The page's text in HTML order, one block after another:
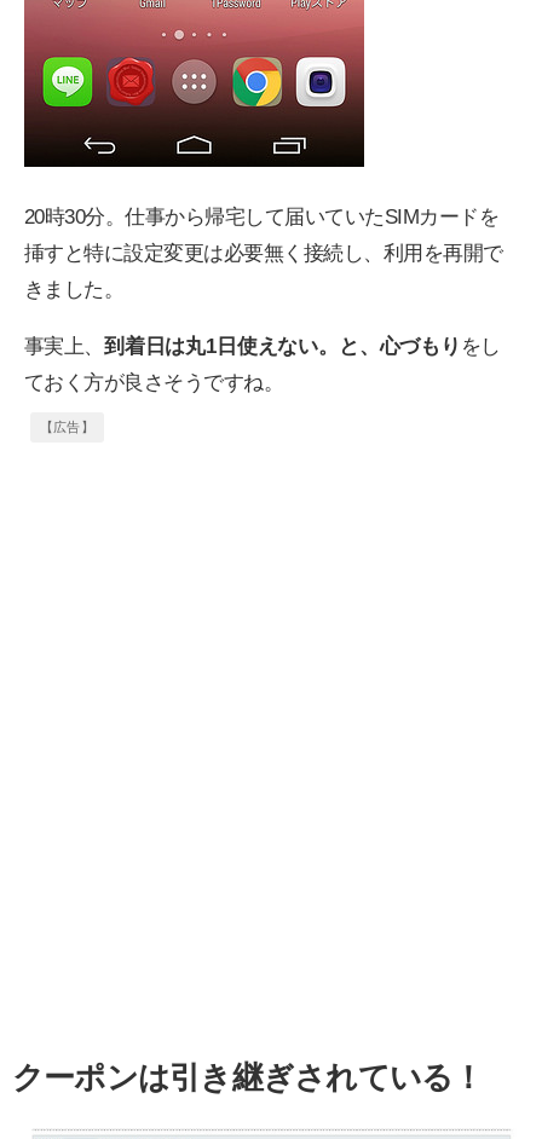
20時30分。仕事から帰宅して届いていたSIMカードを
挿すと特に設定変更は必要無く接続し、利用を再開で
きました。
事実上、 到着日は丸1日使えない。と、心づもり をし
ておく方が良さそうですね。
【広告】
クーポンは引き継ぎされている！